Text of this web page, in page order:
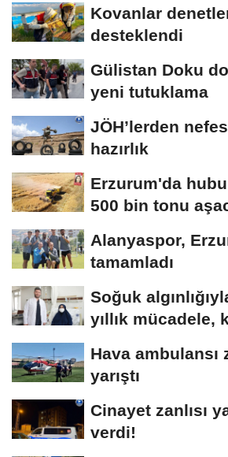
Kovanlar
desteklendi
Gülistan Doku
yeni tutuklama
JÖH’lerden
hazırlık
Erzurum'da
500 bin tonu
Alanyaspor,
tamamladı
Soğuk
yıllık mücadele,
Hava ambulansı
yarıştı
Cinayet zanlısı
verdi!